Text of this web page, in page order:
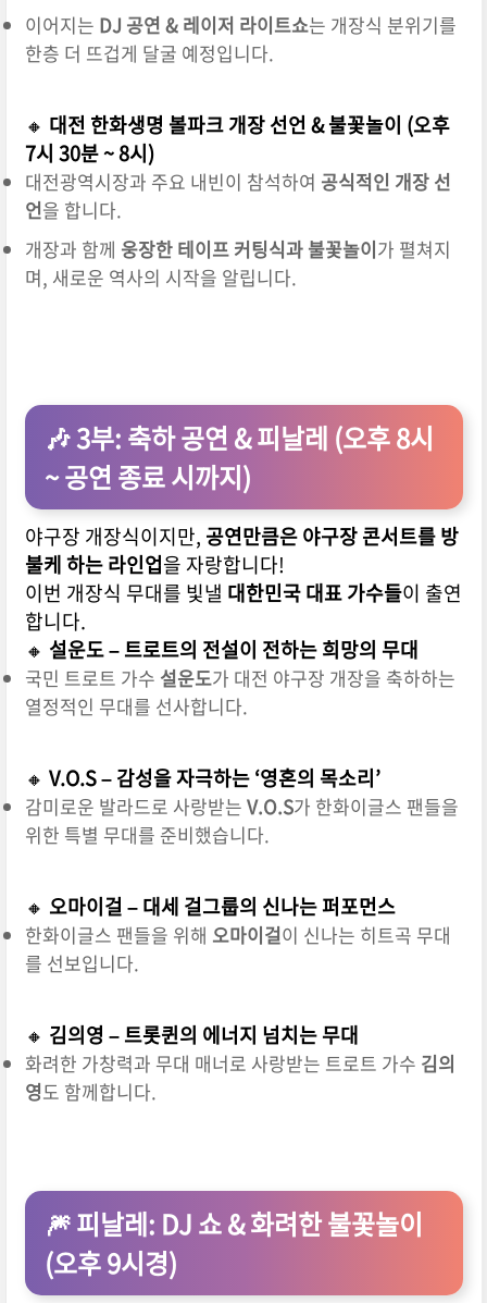
이어지는 DJ 공연 & 레이저 라이트쇼는 개장식 분위기를
한층 더 뜨겁게 달굴 예정입니다.
🔸 대전 한화생명 볼파크 개장 선언 & 불꽃놀이 (오후
7시 30분 ~ 8시)
대전광역시장과 주요 내빈이 참석하여 공식적인 개장 선
언을 합니다.
개장과 함께 웅장한 테이프 커팅식과 불꽃놀이가 펼쳐지
며, 새로운 역사의 시작을 알립니다.
🎶 3부: 축하 공연 & 피날레 (오후 8시
~ 공연 종료 시까지)
야구장 개장식이지만, 공연만큼은 야구장 콘서트를 방
불케 하는 라인업을 자랑합니다!
이번 개장식 무대를 빛낼 대한민국 대표 가수들이 출연
합니다.
🔸 설운도 – 트로트의 전설이 전하는 희망의 무대
국민 트로트 가수 설운도가 대전 야구장 개장을 축하하는
열정적인 무대를 선사합니다.
🔸 V.O.S – 감성을 자극하는 ‘영혼의 목소리’
감미로운 발라드로 사랑받는 V.O.S가 한화이글스 팬들을
위한 특별 무대를 준비했습니다.
🔸 오마이걸 – 대세 걸그룹의 신나는 퍼포먼스
한화이글스 팬들을 위해 오마이걸이 신나는 히트곡 무대
를 선보입니다.
🔸 김의영 – 트롯퀸의 에너지 넘치는 무대
화려한 가창력과 무대 매너로 사랑받는 트로트 가수 김의
영도 함께합니다.
🎆 피날레: DJ 쇼 & 화려한 불꽃놀이
(오후 9시경)